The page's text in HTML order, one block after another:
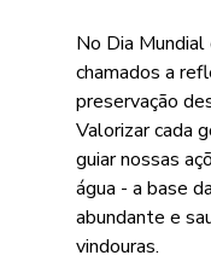
No Dia
chamados a
preservação
Valorizar cada
guiar nossas
água - a base
abundante e
vindouras.